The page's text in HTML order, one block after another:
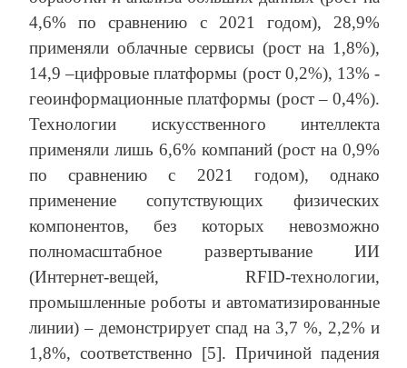
4,6% по сравнению с 2021 годом), 28,9%
применяли облачные сервисы (рост на 1,8%),
14,9 –цифровые платформы (рост 0,2%), 13% -
геоинформационные платформы (рост – 0,4%).
Технологии искусственного интеллекта
применяли лишь 6,6% компаний (рост на 0,9%
по сравнению с 2021 годом), однако
применение сопутствующих физических
компонентов, без которых невозможно
полномасштабное развертывание ИИ
(Интернет-вещей, RFID-технологии,
промышленные роботы и автоматизированные
линии) – демонстрирует спад на 3,7 %, 2,2% и
1,8%, соответственно [5]. Причиной падения